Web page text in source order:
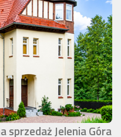
sprzedaż Jelenia Góra